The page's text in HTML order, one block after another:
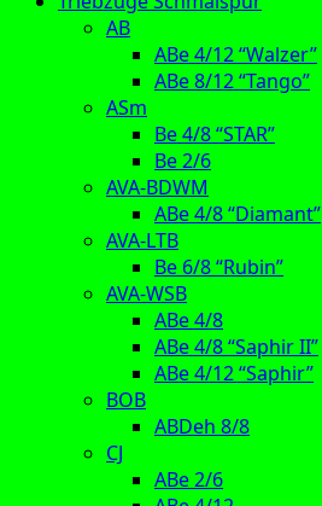
AB
ABe 4/12 “Walzer”
ABe 8/12 “Tango”
ASm
Be 4/8 “STAR”
Be 2/6
AVA-BDWM
ABe 4/8 “Diamant”
AVA-LTB
Be 6/8 “Rubin”
AVA-WSB
ABe 4/8
ABe 4/8 “Saphir II”
ABe 4/12 “Saphir”
BOB
ABDeh 8/8
CJ
ABe 2/6